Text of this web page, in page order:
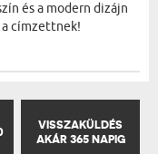
és a modern dizájn
címzettnek!
VISSZAKÜLDÉS
AKÁR 365 NAPIG